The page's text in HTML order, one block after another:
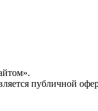
публичной